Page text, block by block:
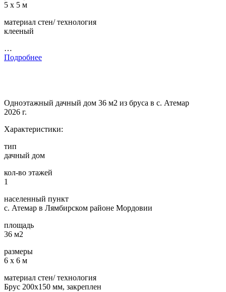
5 х 5 м
материал стен/ технология
клееный
…
Подробнее
Одноэтажный дачный дом 36 м2 из бруса в с. Атемар
2026 г.
Характеристики:
тип
дачный дом
кол-во этажей
1
населенный пункт
с. Атемар в Лямбирском районе Мордовии
площадь
36 м2
размеры
6 х 6 м
материал стен/ технология
Брус 200х150 мм, закреплен